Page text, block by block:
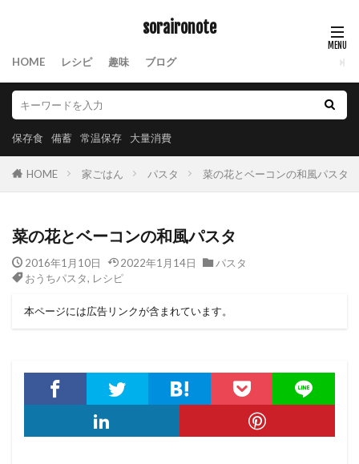
soraironote
HOME レシピ 趣味 ブログ
保存食 備蓄 常温保存 大量消費
HOME 家ごはん パスタ 菜の花とベーコンの和風パスタ
菜の花とベーコンの和風パスタ
2016年1月10日 2022年1月14日
パスタ
おうちパスタ, レシピ
本ページには広告リンクが含まれています。